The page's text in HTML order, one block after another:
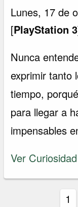
Lunes, 17 de
[PlayStation 3
Nunca
exprimir tanto
tiempo,
para llegar a
impensables
Ver Curiosidad
1